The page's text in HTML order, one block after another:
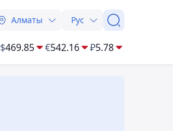
Алматы Рус
$469.85 €542.16 ₽5.78